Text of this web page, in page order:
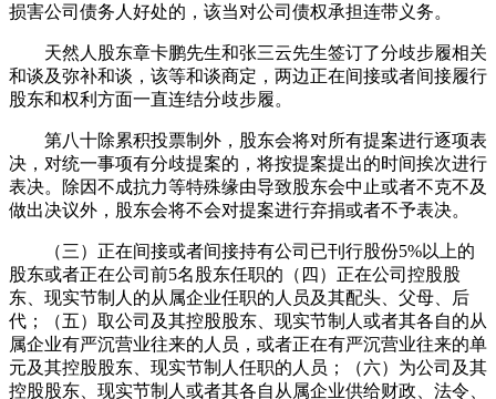
损害公司债务人好处的，该当对公司债权承担连带义务。
天然人股东章卡鹏先生和张三云先生签订了分歧步履相关
和谈及弥补和谈，该等和谈商定，两边正在间接或者间接履行
股东和权利方面一直连结分歧步履。
第八十除累积投票制外，股东会将对所有提案进行逐项表
决，对统一事项有分歧提案的，将按提案提出的时间挨次进行
表决。除因不成抗力等特殊缘由导致股东会中止或者不克不及
做出决议外，股东会将不会对提案进行弃捐或者不予表决。
（三）正在间接或者间接持有公司已刊行股份5%以上的
股东或者正在公司前5名股东任职的（四）正在公司控股股
东、现实节制人的从属企业任职的人员及其配头、父母、后
代；（五）取公司及其控股股东、现实节制人或者其各自的从
属企业有严沉营业往来的人员，或者正在有严沉营业往来的单
元及其控股股东、现实节制人任职的人员；（六）为公司及其
控股股东、现实节制人或者其各自从属企业供给财政、法令、